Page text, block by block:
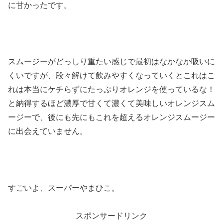
に甘かったです。
スムージーがどっしり重たい感じで最初はなかなか吸いに
くいですが、段々解けて飲みやすくなっていくとこれはこ
れは本当にケチらずにたっぷりオレンジを使っているな！
と納得するほど濃厚で甘くて濃くて美味しいオレンジスム
ージーで、後にも先にもこれを超えるオレンジスムージー
に出会えていません。
すごいよ、スーパーやまひこ。
スポンサードリンク